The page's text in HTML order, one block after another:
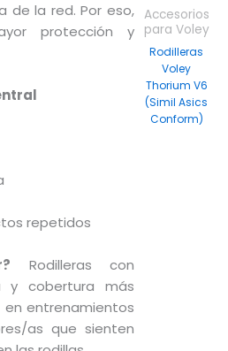
de la red. Por eso,
protección y
repetidos
Rodilleras con
y cobertura más
en entrenamientos
as que sienten
Accesorios
para Voley
Rodilleras
Voley
Thorium V6
(Simil Asics
Conform)
Las
se
pueden